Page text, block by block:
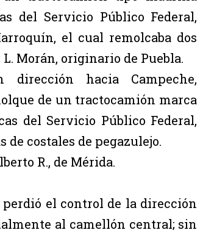
del Servicio Público Federal,
el cual remolcaba dos
Morán, originario de Puebla.
dirección hacia Campeche,
de un tractocamión marca
del Servicio Público Federal,
costales de pegazulejo.
R., de Mérida.
el control de la dirección
al camellón central; sin